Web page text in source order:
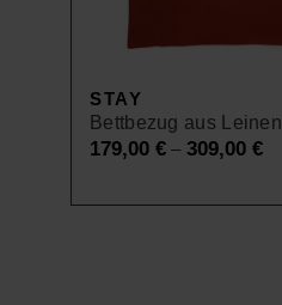
STAY
Bettbezug aus Leinen
179,00 € – 309,00 €